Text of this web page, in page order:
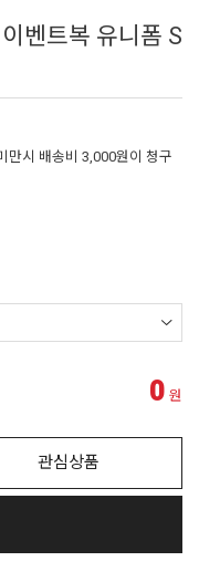
벤트복 유니폼 S
만시 배송비 3,000원이 청구
0 원
관심상품